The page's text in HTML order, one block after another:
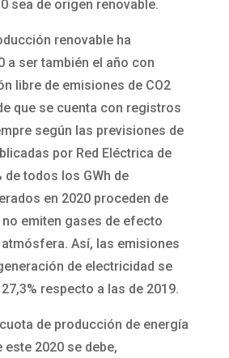
sea de origen renovable.
renovable ha
a ser también el año con
libre de emisiones de CO2
que se cuenta con registros
según las previsiones de
por Red Eléctrica de
de todos los GWh de
en 2020 proceden de
emiten gases de efecto
Así, las emisiones
de electricidad se
respecto a las de 2019.
de producción de energía
este 2020 se debe,